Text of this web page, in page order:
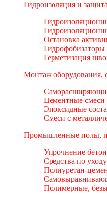
Гидроизоляция и
Остановка
Герметизация
Монтаж оборудования,
Цементные смеси
Эпоксидные
Смеси с
Промышленные полы,
Упрочнение
Средства по
Полиуретан-
Полимерные,